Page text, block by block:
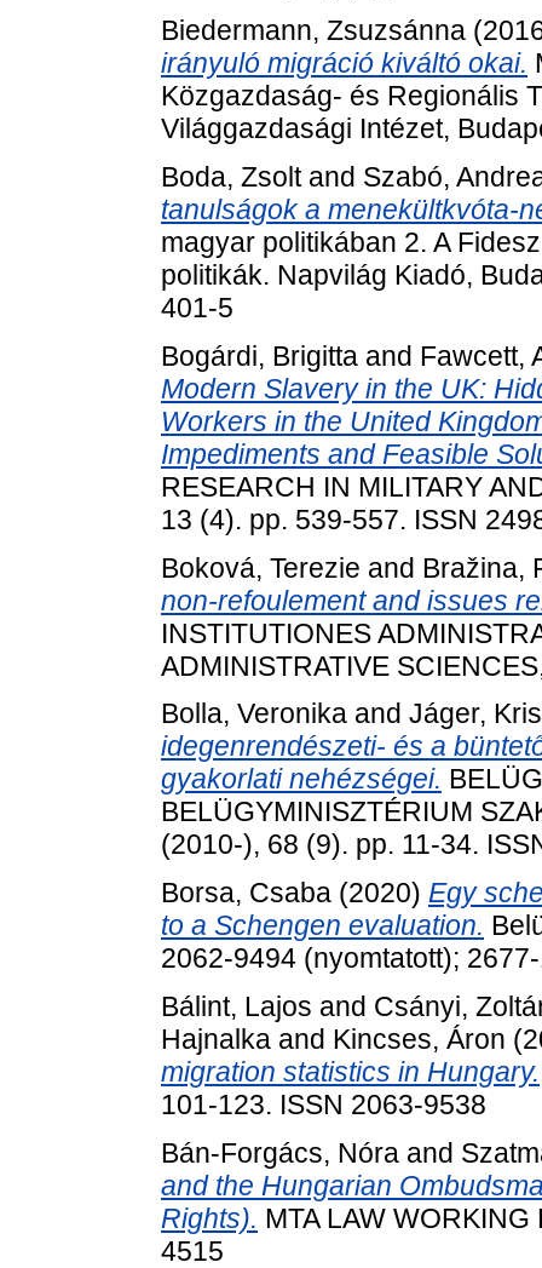
Biedermann, Zsuzsánna
irányuló migráció kiváltó okai.
Közgazdaság- és Regionális
Világgazdasági Intézet,
Boda, Zsoltand Szabó,
tanulságok a menekültkvóta-
magyar politikában 2. A
politikák. Napvilág Kiadó,
401-5
Bogárdi, Brigitta and Fawcett,
Modern Slavery in the UK:
Workers in the United
Impediments and Feasible
RESEARCH IN MILITARY
13 (4). pp. 539-557. ISSN
Boková, Terezie and Bražina,
non-refoulement and issues
INSTITUTIONES
ADMINISTRATIVE
Bolla, Veronika and Jáger,
idegenrendészeti- és a
gyakorlati nehézségei.
BELÜGYMINISZTÉRIUM
(2010-), 68 (9). pp. 11-34.
Borsa, Csaba (2020) Egy
to a Schengen evaluation.
2062-9494 (nyomtatott);
Bálint, Lajos and Csányi,
Hajnalka and Kincses, Áron
migration statistics in Hungary.
101-123. ISSN 2063-9538
Bán-Forgács, Nóra and
and the Hungarian
Rights). MTA LAW
4515